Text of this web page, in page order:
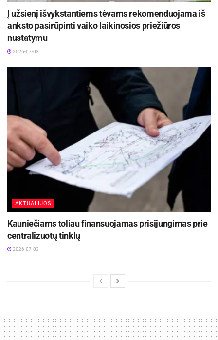
Į užsienį išvykstantiems tėvams rekomenduojama iš
anksto pasirūpinti vaiko laikinosios priežiūros
nustatymu
2026-07-03
AKTUALIJOS
Kauniečiams toliau finansuojamas prisijungimas prie
centralizuotų tinklų
2026-07-03